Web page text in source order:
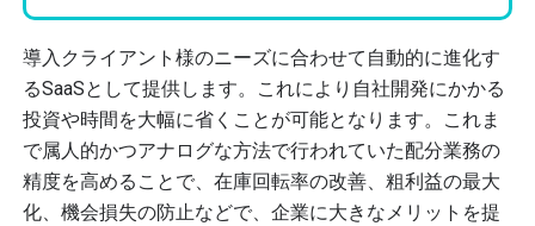
導入クライアント様のニーズに合わせて自動的に進化す
るSaaSとして提供します。これにより自社開発にかかる
投資や時間を大幅に省くことが可能となります。これま
で属人的かつアナログな方法で行われていた配分業務の
精度を高めることで、在庫回転率の改善、粗利益の最大
化、機会損失の防止などで、企業に大きなメリットを提